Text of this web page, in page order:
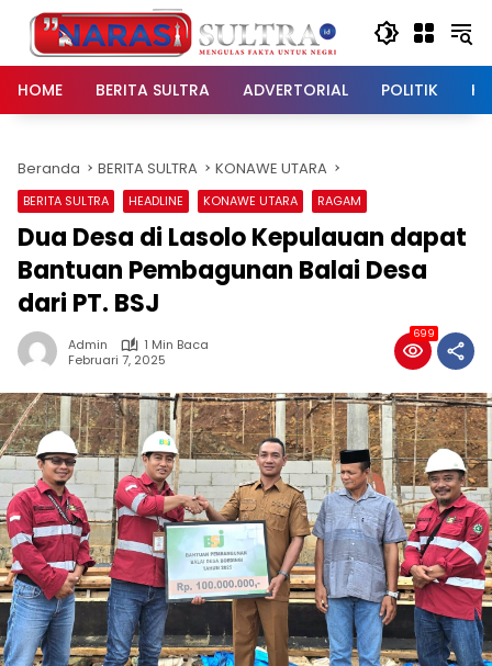
Langsung
konten
HOME
BERITA SULTRA ADVERTORIAL POLITIK
Beranda BERITA SULTRA KONAWE UTARA
BERITA SULTRA HEADLINE KONAWE UTARA RAGAM
Dua Desa di Lasolo Kepulauan dapat
Bantuan Pembagunan Balai Desa
dari PT. BSJ
Admin
1 Min Baca
Februari 7, 2025
699